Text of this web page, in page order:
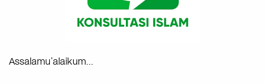
Assalamu’alaikum…